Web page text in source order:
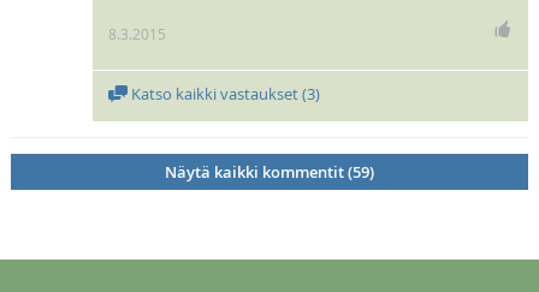
8.3.2015
Katso kaikki vastaukset (3)
Näytä kaikki kommentit (59)